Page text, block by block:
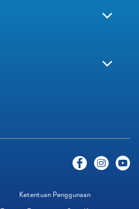
Ketentuan Penggunaan